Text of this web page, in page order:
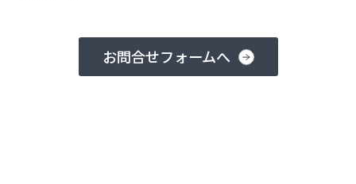
お問合せフォームへ